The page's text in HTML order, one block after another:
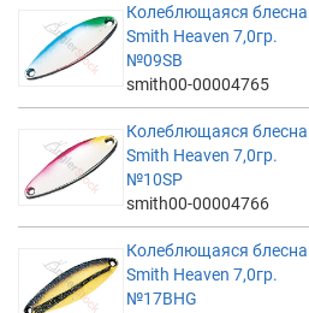
Колеблющаяся блесна
Smith Heaven 7,0гр.
№09SB
smith00-00004765
Колеблющаяся блесна
Smith Heaven 7,0гр.
№10SP
smith00-00004766
Колеблющаяся блесна
Smith Heaven 7,0гр.
№17BHG